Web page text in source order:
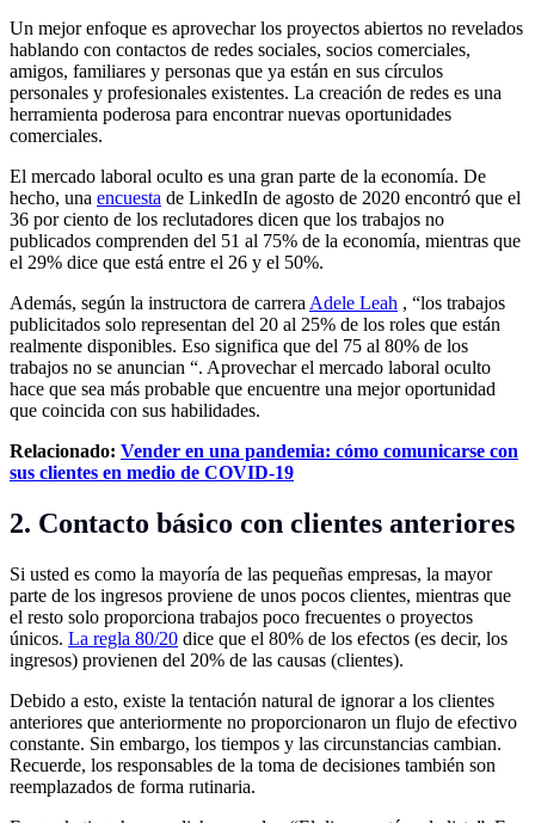
Un mejor enfoque es aprovechar los proyectos abiertos no revelados
hablando con contactos de redes sociales, socios comerciales,
amigos, familiares y personas que ya están en sus círculos
personales y profesionales existentes. La creación de redes es una
herramienta poderosa para encontrar nuevas oportunidades
comerciales.
El mercado laboral oculto es una gran parte de la economía. De
hecho, una encuesta de LinkedIn de agosto de 2020 encontró que el
36 por ciento de los reclutadores dicen que los trabajos no
publicados comprenden del 51 al 75% de la economía, mientras que
el 29% dice que está entre el 26 y el 50%.
Además, según la instructora de carrera Adele Leah , “los trabajos
publicitados solo representan del 20 al 25% de los roles que están
realmente disponibles. Eso significa que del 75 al 80% de los
trabajos no se anuncian “. Aprovechar el mercado laboral oculto
hace que sea más probable que encuentre una mejor oportunidad
que coincida con sus habilidades.
Relacionado: Vender en una pandemia: cómo comunicarse con
sus clientes en medio de COVID-19
2. Contacto básico con clientes anteriores
Si usted es como la mayoría de las pequeñas empresas, la mayor
parte de los ingresos proviene de unos pocos clientes, mientras que
el resto solo proporciona trabajos poco frecuentes o proyectos
únicos. La regla 80/20 dice que el 80% de los efectos (es decir, los
ingresos) provienen del 20% de las causas (clientes).
Debido a esto, existe la tentación natural de ignorar a los clientes
anteriores que anteriormente no proporcionaron un flujo de efectivo
constante. Sin embargo, los tiempos y las circunstancias cambian.
Recuerde, los responsables de la toma de decisiones también son
reemplazados de forma rutinaria.